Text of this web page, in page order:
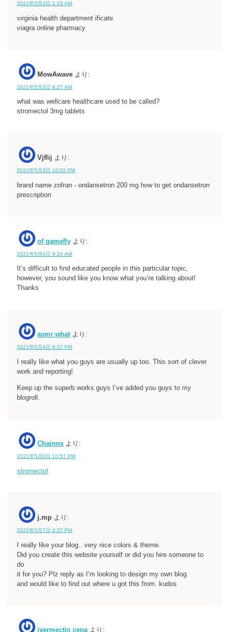
2021年5月3日 1:15 AM
virginia health department ificate
viagra online pharmacy
MowAwave より:
2021年5月3日 8:27 AM
what was wellcare healthcare used to be called?
stromectol 3mg tablets
Vjflij より:
2021年5月3日 10:02 PM
brand name zofran - ondansetron 200 mg how to get ondansetron
prescription
of gamefly より:
2021年5月4日 9:24 AM
It’s difficult to find educated people in this particular topic,
however, you sound like you know what you’re talking about!
Thanks
asmr what より:
2021年5月4日 6:37 PM
I really like what you guys are usually up too. This sort of clever
work and reporting!
Keep up the superb works guys I’ve added you guys to my
blogroll.
Chainna より:
2021年5月6日 10:57 PM
stromectol
j.mp より:
2021年5月7日 4:27 PM
I really like your blog.. very nice colors & theme.
Did you create this website yourself or did you hire someone to
do
it for you? Plz reply as I’m looking to design my own blog
and would like to find out where u got this from. kudos
ivermectin cena より: